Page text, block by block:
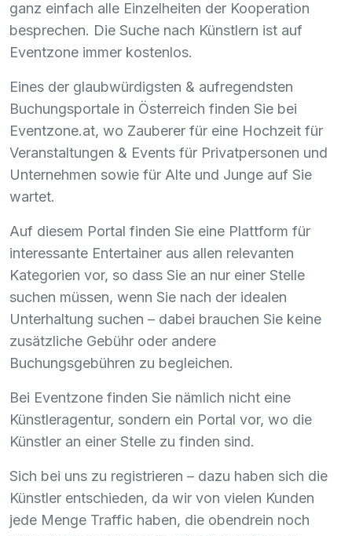
ganz einfach alle Einzelheiten der Kooperation
besprechen. Die Suche nach Künstlern ist auf
Eventzone immer kostenlos.
Eines der glaubwürdigsten & aufregendsten
Buchungsportale in Österreich finden Sie bei
Eventzone.at, wo Zauberer für eine Hochzeit für
Veranstaltungen & Events für Privatpersonen und
Unternehmen sowie für Alte und Junge auf Sie
wartet.
Auf diesem Portal finden Sie eine Plattform für
interessante Entertainer aus allen relevanten
Kategorien vor, so dass Sie an nur einer Stelle
suchen müssen, wenn Sie nach der idealen
Unterhaltung suchen – dabei brauchen Sie keine
zusätzliche Gebühr oder andere
Buchungsgebühren zu begleichen.
Bei Eventzone finden Sie nämlich nicht eine
Künstleragentur, sondern ein Portal vor, wo die
Künstler an einer Stelle zu finden sind.
Sich bei uns zu registrieren – dazu haben sich die
Künstler entschieden, da wir von vielen Kunden
jede Menge Traffic haben, die obendrein noch